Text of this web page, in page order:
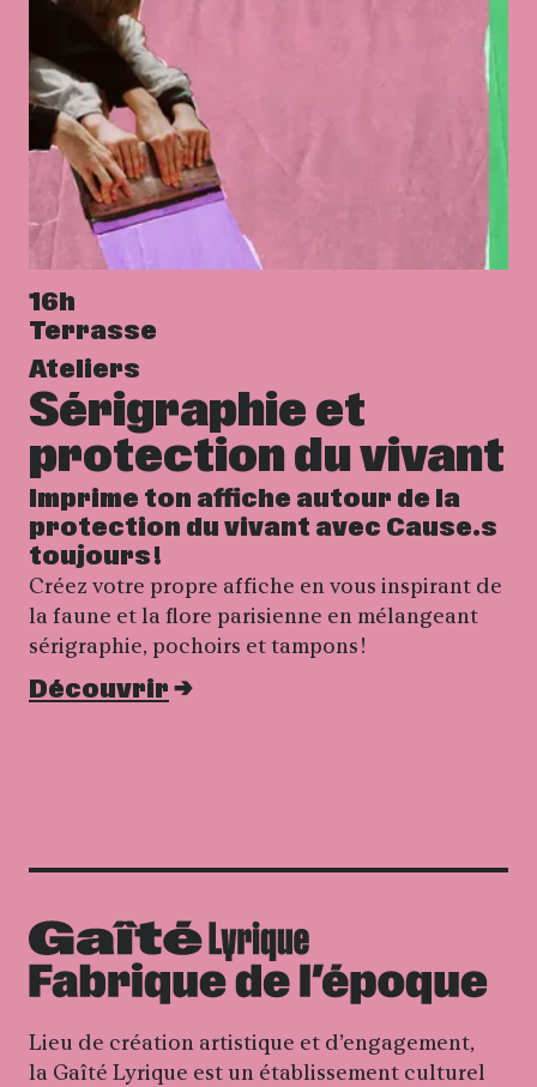
Sérigraphie et
protection du vivant
Imprime ton affiche autour de la
protection du vivant avec Cause.s
toujours !
16h
Terrasse
Créez votre propre affiche en vous inspirant de
la faune et la flore parisienne en mélangeant
sérigraphie, pochoirs et tampons !
Ateliers
Découvrir
Lieu de création artistique et d’engagement,
la Gaîté Lyrique est un établissement culturel